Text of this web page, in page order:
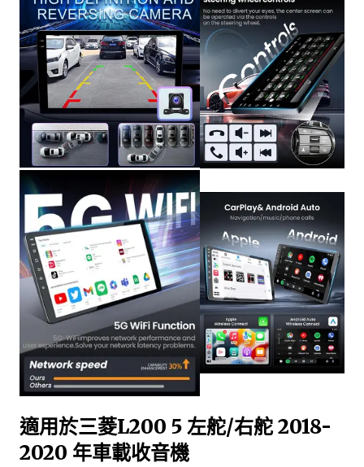
適用於三菱L200 5 左舵/右舵 2018-
2020 年車載收音機